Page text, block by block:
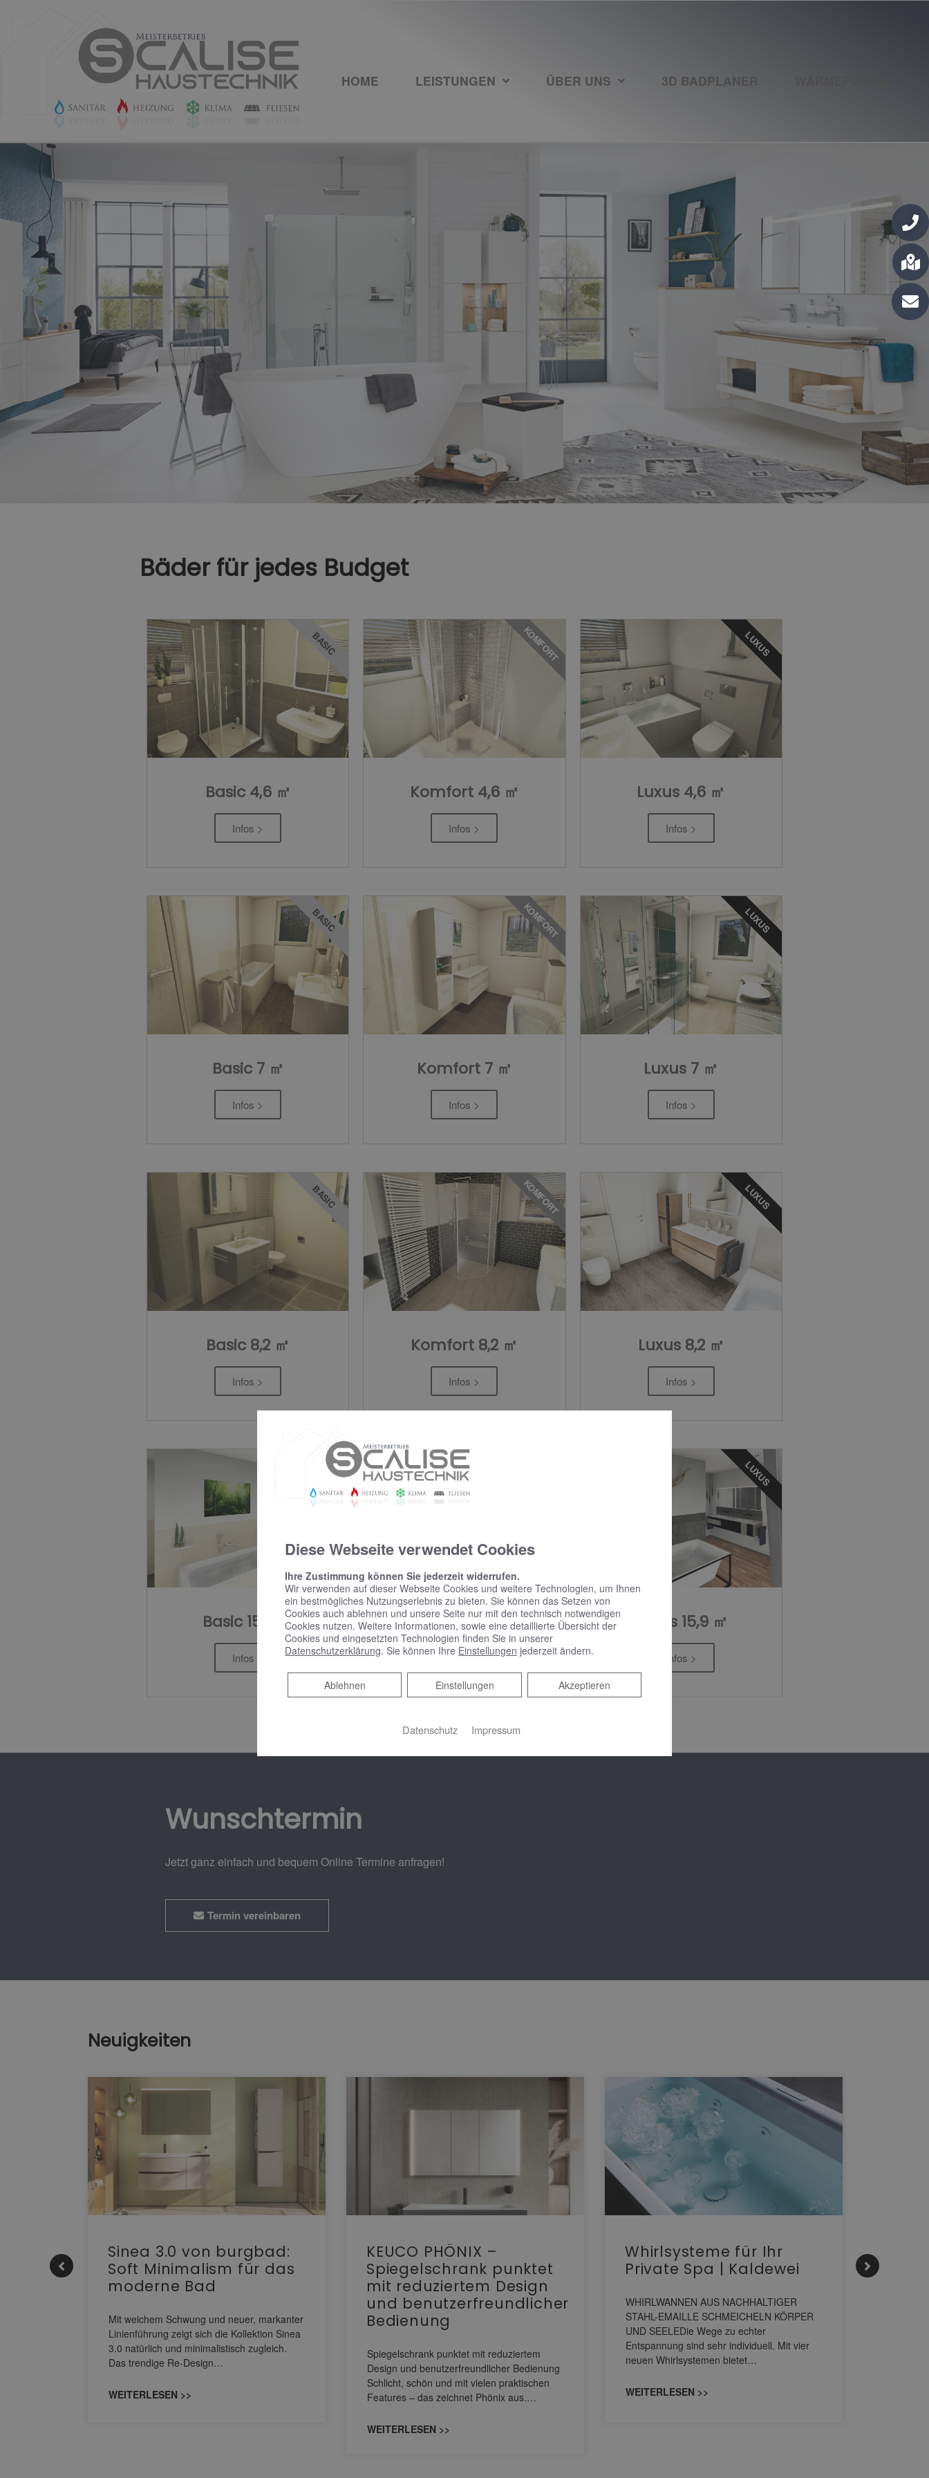
HOME LEISTUNGEN ÜBER UNS 3D BADPLANER
Bäder für jedes Budget
Basic 4,6 ㎡
Infos >
BASIC
Komfort 4,6 ㎡
Infos >
KOMFORT
Luxus 4,6 ㎡
Infos >
LUXUS
Basic 7 ㎡
Infos >
BASIC
Komfort 7 ㎡
Infos >
KOMFORT
Luxus 7 ㎡
Infos >
LUXUS
Basic 8,2 ㎡
Infos >
BASIC
Komfort 8,2 ㎡
Infos >
KOMFORT
Luxus 8,2 ㎡
Infos >
LUXUS
Basic 15,9 ㎡
Infos >
BASIC
Komfort 15,9 ㎡
Infos >
Luxus 15,9 ㎡
Infos >
LUXUS
Wunschtermin
Jetzt ganz einfach und bequem Online Termine anfragen!
Termin vereinbaren
Neuigkeiten
Sinea 3.0 von burgbad:
Soft Minimalism für das
moderne Bad
Mit weichem Schwung und neuer, markanter
Linienführung zeigt sich die Kollektion Sinea
3.0 natürlich und minimalistisch zugleich.
Das trendige Re-Design…
WEITERLESEN >>
KEUCO PHÖNIX –
Spiegelschrank punktet
mit reduziertem Design
und benutzerfreundlicher
Bedienung
Spiegelschrank punktet mit reduziertem
Design und benutzerfreundlicher Bedienung
Schlicht, schön und mit vielen praktischen
Features – das zeichnet Phönix aus.…
WEITERLESEN >>
Whirlsysteme für Ihr
Private Spa | Kaldewei
WHIRLWANNEN AUS NACHHALTIGER
STAHL-EMAILLE SCHMEICHELN KÖRPER
UND SEELEDie Wege zu echter
Entspannung sind sehr individuell. Mit vier
neuen Whirlsystemen bietet…
WEITERLESEN >>
Diese Webseite verwendet Cookies
Ihre Zustimmung können Sie jederzeit widerrufen.
Wir verwenden auf dieser Webseite Cookies und weitere Technologien, um Ihnen
ein bestmögliches Nutzungserlebnis zu bieten. Sie können das Setzen von
Cookies auch ablehnen und unsere Seite nur mit den technisch notwendigen
Cookies nutzen. Weitere Informationen, sowie eine detaillierte Übersicht der
Cookies und eingesetzten Technologien finden Sie in unserer
Datenschutzerklärung. Sie können Ihre Einstellungen jederzeit ändern.
Akzeptieren
Einstellungen
Ablehnen
Ablehnen
Datenschutz Impressum